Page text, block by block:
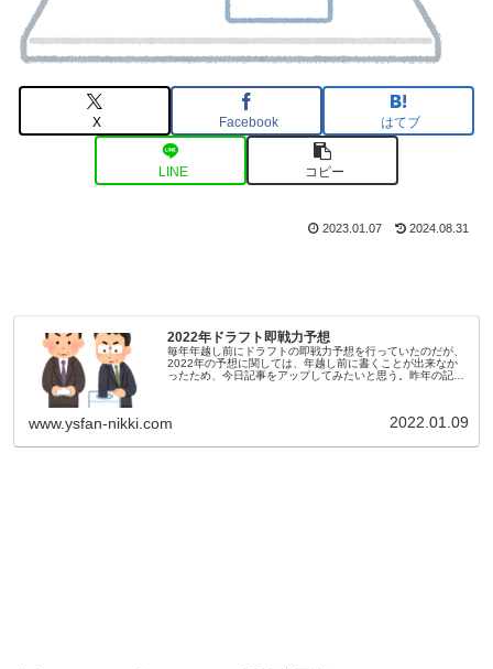
X Facebook はてブ
LINE コピー
2023.01.07 2024.08.31
2022年ドラフト即戦力予想
毎年年越し前にドラフトの即戦力予想を行っていたのだが、
2022年の予想に関しては、年越し前に書くことが出来なか
ったため、今日記事をアップしてみたいと思う。昨年の記事
www.ysfan-nikki.com 2022.01.09